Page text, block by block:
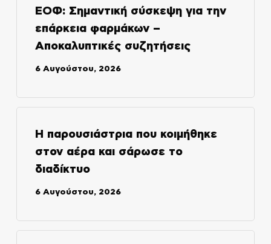
ΕΟΦ: Σημαντική σύσκεψη για την
επάρκεια φαρμάκων –
Αποκαλυπτικές συζητήσεις
6 Αυγούστου, 2026
Η παρουσιάστρια που κοιμήθηκε
στον αέρα και σάρωσε το
διαδίκτυο
6 Αυγούστου, 2026